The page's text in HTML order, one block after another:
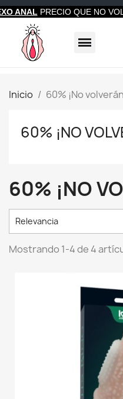
ANAL PRECIO QUE NO
Inicio 60% ¡No
60% ¡NO
60% ¡NO
Relevancia
Mostrando 1-4 de 4